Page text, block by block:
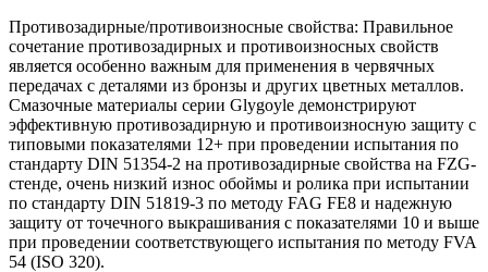
Противозадирные/противоизносные свойства: Правильное
сочетание противозадирных и противоизносных свойств
является особенно важным для применения в червячных
передачах с деталями из бронзы и других цветных металлов.
Смазочные материалы серии Glygoyle демонстрируют
эффективную противозадирную и противоизносную защиту с
типовыми показателями 12+ при проведении испытания по
стандарту DIN 51354-2 на противозадирные свойства на FZG-
стенде, очень низкий износ обоймы и ролика при испытании
по стандарту DIN 51819-3 по методу FAG FE8 и надежную
защиту от точечного выкрашивания с показателями 10 и выше
при проведении соответствующего испытания по методу FVA
54 (ISO 320).